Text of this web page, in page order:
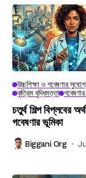
উচ্চশিক্ষা ও গবেষণার সুযোগ
কৃত্রিম বুদ্ধিমত্তা
চতুর্থ শিল্প বিপ্লবের
গবেষণার ভূমিকা
Biggani Org